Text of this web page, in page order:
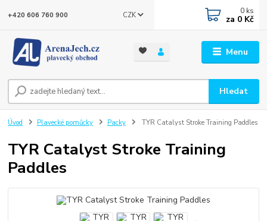
Menu
CZK
Hledat
+420 606 760 900 0 ks
za 0 Kč
Úvod Plavecké pomůcky Packy TYR Catalyst Stroke Training Paddles
TYR Catalyst Stroke Training
Paddles